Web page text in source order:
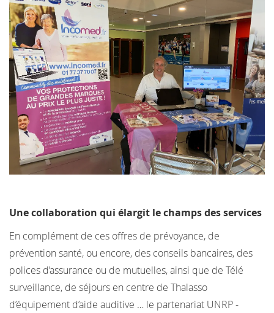
Une collaboration qui élargit le champs des services
En complément de ces offres de prévoyance, de
prévention santé, ou encore, des conseils bancaires, des
polices d’assurance ou de mutuelles, ainsi que de Télé
surveillance, de séjours en centre de Thalasso
d’équipement d’aide auditive … le partenariat UNRP -